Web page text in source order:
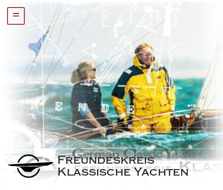
=
Freundeskreis
Klassische Yachten